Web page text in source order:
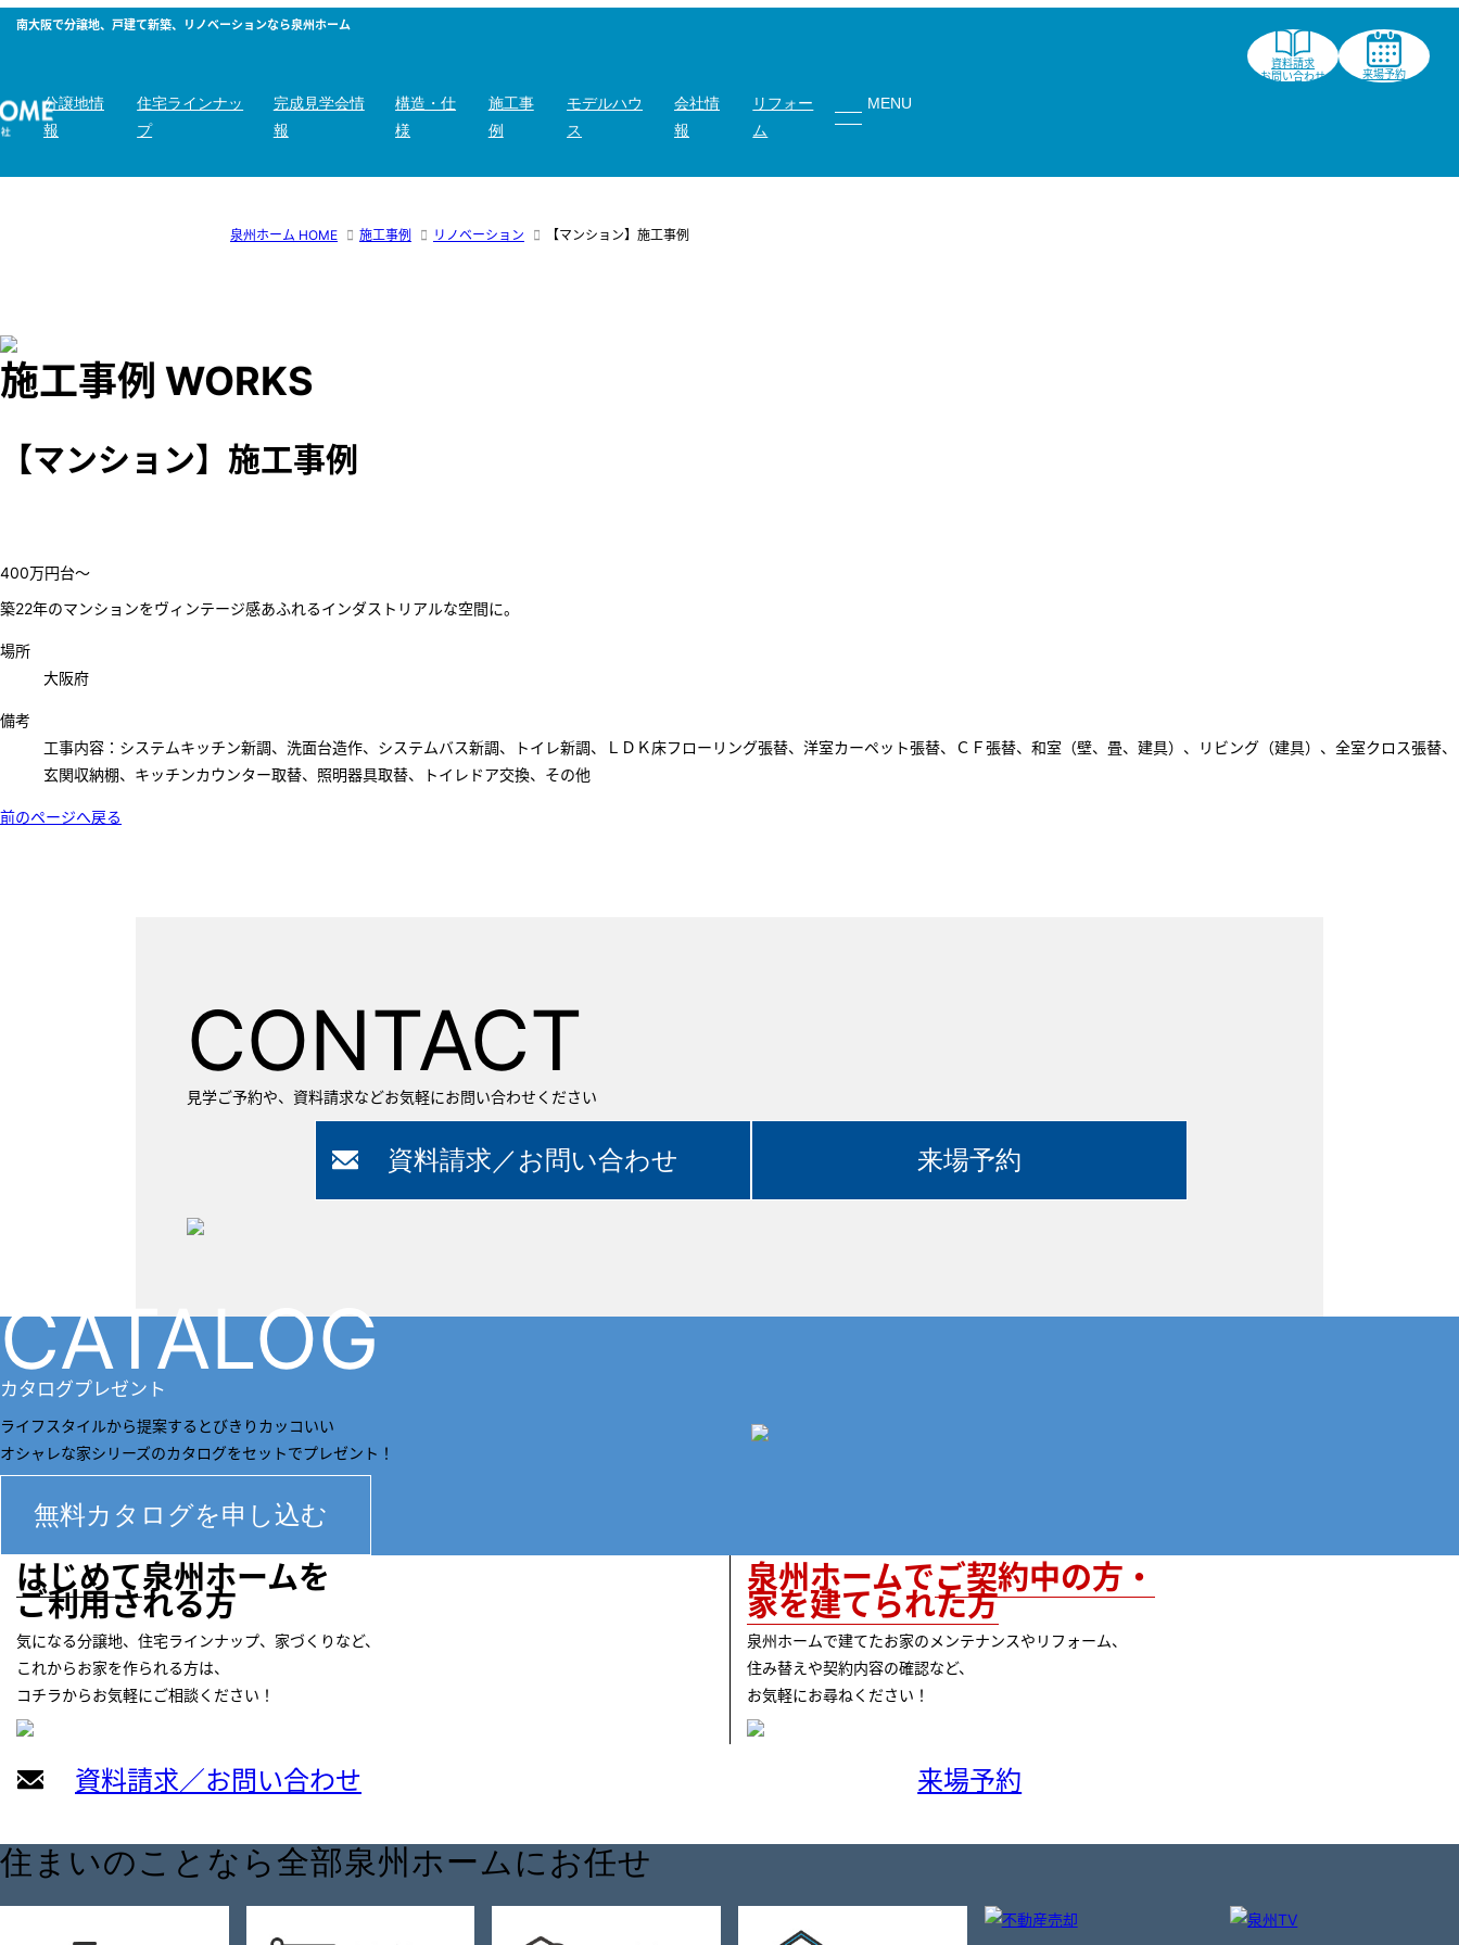
南大阪で分譲地、戸建て新築、リノベーションなら泉州ホーム
資料請求
お問い合わせ
来場予約
分譲地情
報
住宅ラインナッ
プ
完成見学会情
報
構造・仕
様
施工事
例
モデルハウ
ス
会社情
報
リフォー
ム
MENU
泉州ホーム HOME 施工事例 リノベーション 【マンション】施工事例
施工事例 WORKS
【マンション】施工事例
400万円台～
築22年のマンションをヴィンテージ感あふれるインダストリアルな空間に。
場所
大阪府
備考
工事内容：システムキッチン新調、洗面台造作、システムバス新調、トイレ新調、ＬＤＫ床フローリング張替、洋室カーペット張替、ＣＦ張替、和室（壁、畳、建具）、リビング（建具）、全室クロス張替、
玄関収納棚、キッチンカウンター取替、照明器具取替、トイレドア交換、その他
前のページへ戻る
CONTACT
見学ご予約や、資料請求などお気軽にお問い合わせください
CATALOG
カタログプレゼント
ライフスタイルから提案するとびきりカッコいい
オシャレな家シリーズのカタログをセットでプレゼント！
はじめて泉州ホームを
ご利用される方
気になる分譲地、住宅ラインナップ、家づくりなど、
これからお家を作られる方は、
コチラからお気軽にご相談ください！
泉州ホームでご契約中の方・
家を建てられた方
泉州ホームで建てたお家のメンテナンスやリフォーム、
住み替えや契約内容の確認など、
お気軽にお尋ねください！
資料請求／お問い合わせ 来場予約
住まいのことなら全部泉州ホームにお任せ